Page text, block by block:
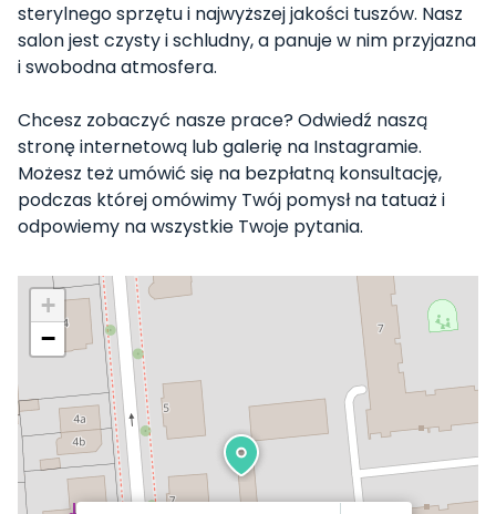
sterylnego sprzętu i najwyższej jakości tuszów. Nasz
salon jest czysty i schludny, a panuje w nim przyjazna
i swobodna atmosfera.
Chcesz zobaczyć nasze prace? Odwiedź naszą
stronę internetową lub galerię na Instagramie.
Możesz też umówić się na bezpłatną konsultację,
podczas której omówimy Twój pomysł na tatuaż i
odpowiemy na wszystkie Twoje pytania.
+
−